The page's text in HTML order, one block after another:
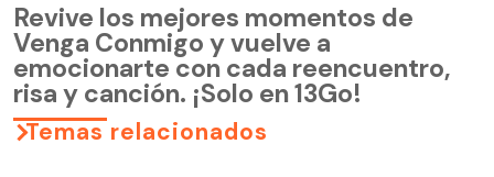
Revive los mejores momentos de
Venga Conmigo y vuelve a
emocionarte con cada reencuentro,
risa y canción. ¡Solo en 13Go!
Temas relacionados